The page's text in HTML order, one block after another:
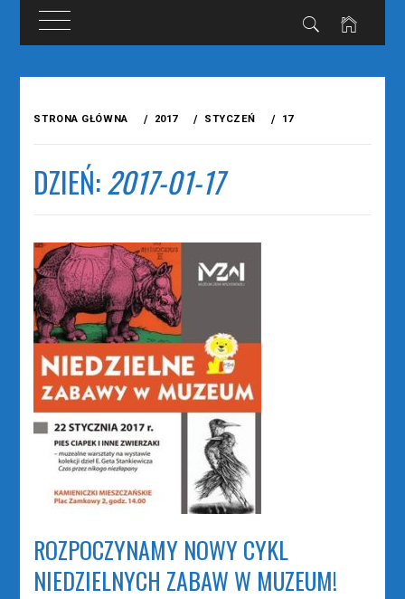
STRONA GŁÓWNA 2017 STYCZEŃ 17
DZIEŃ:2017-01-17
ROZPOCZYNAMY NOWY CYKL
NIEDZIELNYCH ZABAW W MUZEUM!